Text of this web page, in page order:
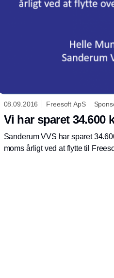
08.09.2016 Freesoft ApS
Vi har sparet 34.600
Sanderum VVS har sparet
moms årligt ved at flytte til